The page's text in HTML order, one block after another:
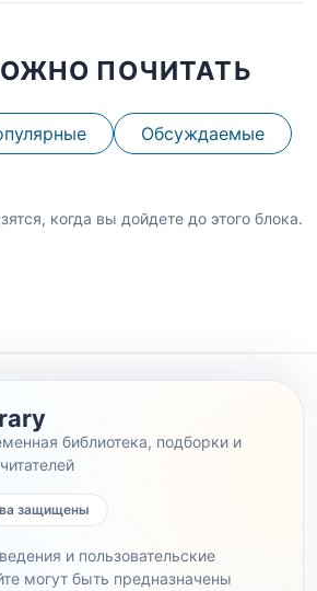
ПОЧИТАТЬ
Обсуждаемые
когда вы дойдете до этого блока.
библиотека, подборки и
защищены
и пользовательские
могут быть предназначены